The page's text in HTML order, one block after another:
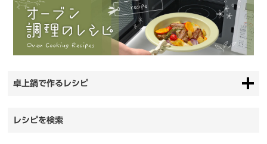
卓上鍋で作るレシピ
レシピを検索